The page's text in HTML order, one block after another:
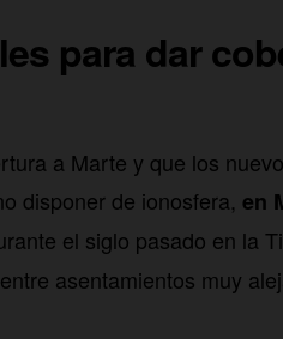
para dar
a Marte y que los
disponer de ionosfera, en
el siglo pasado en la
entre asentamientos muy